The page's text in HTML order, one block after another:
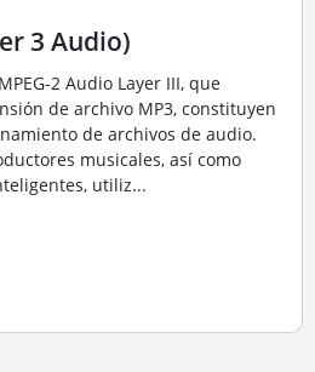
3 Audio)
2 Audio Layer III, que
de archivo MP3, constituyen
de archivos de audio.
musicales, así como
utiliz...